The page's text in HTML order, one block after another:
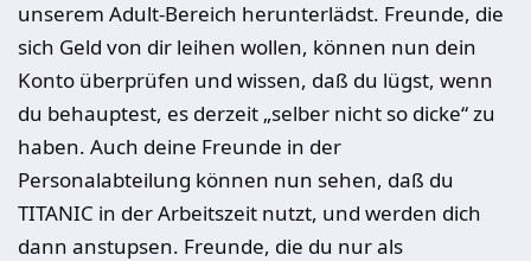
unserem Adult-Bereich herunterlädst. Freunde, die
sich Geld von dir leihen wollen, können nun dein
Konto überprüfen und wissen, daß du lügst, wenn
du behauptest, es derzeit „selber nicht so dicke“ zu
haben. Auch deine Freunde in der
Personalabteilung können nun sehen, daß du
TITANIC in der Arbeitszeit nutzt, und werden dich
dann anstupsen. Freunde, die du nur als